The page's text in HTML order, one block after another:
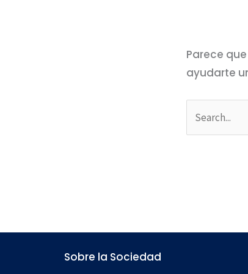
Parece
ayudarte
Sobre la Sociedad